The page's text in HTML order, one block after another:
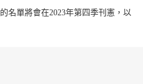
名單將會在2023年第四季刊憲，以